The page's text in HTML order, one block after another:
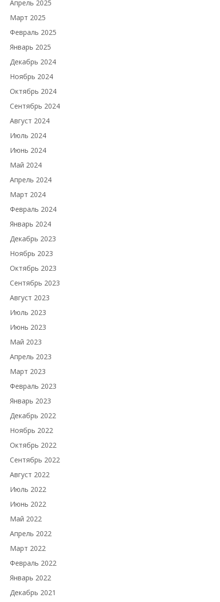
Апрель 2025
Март 2025
Февраль 2025
Январь 2025
Декабрь 2024
Ноябрь 2024
Октябрь 2024
Сентябрь 2024
Август 2024
Июль 2024
Июнь 2024
Май 2024
Апрель 2024
Март 2024
Февраль 2024
Январь 2024
Декабрь 2023
Ноябрь 2023
Октябрь 2023
Сентябрь 2023
Август 2023
Июль 2023
Июнь 2023
Май 2023
Апрель 2023
Март 2023
Февраль 2023
Январь 2023
Декабрь 2022
Ноябрь 2022
Октябрь 2022
Сентябрь 2022
Август 2022
Июль 2022
Июнь 2022
Май 2022
Апрель 2022
Март 2022
Февраль 2022
Январь 2022
Декабрь 2021